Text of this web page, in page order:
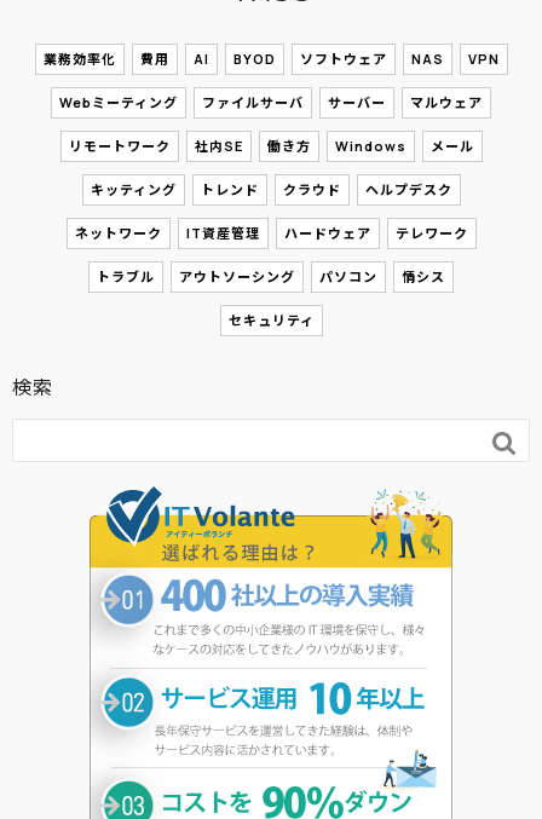
業務効率化 費用 AI BYOD ソフトウェア NAS VPN
Webミーティング ファイルサーバ サーバー マルウェア
リモートワーク 社内SE 働き方 Windows メール
キッティング トレンド クラウド ヘルプデスク
ネットワーク IT資産管理 ハードウェア テレワーク
トラブル アウトソーシング パソコン 情シス
セキュリティ
検索